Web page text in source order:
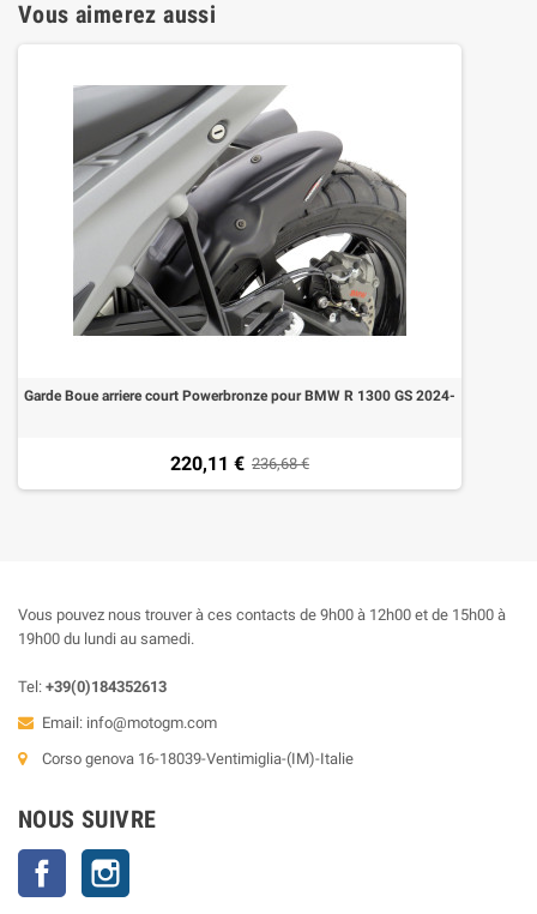
Vous aimerez aussi
Garde Boue arriere court Powerbronze pour BMW R 1300 GS 2024-
220,11 € 236,68 €
Vous pouvez nous trouver à ces contacts de 9h00 à 12h00 et de 15h00 à
19h00 du lundi au samedi.
Tel: +39(0)184352613
Email: info@motogm.com
Corso genova 16-18039-Ventimiglia-(IM)-Italie
NOUS SUIVRE
Facebook